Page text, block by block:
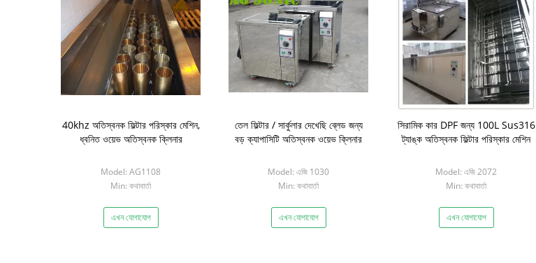
40khz অতিস্বনক ফিল্টার পরিস্কার মেশিন,
ধ্বনিত ওয়েভ অতিস্বনক ক্লিনার
Model: AG1108
Min: কথাবার্তা
এখন যোগাযোগ
তেল ফিল্টার / সার্কুলার দেখেছি ব্লেড জন্য
বড় ক্যাপাসিটি অতিস্বনক ওয়েভ ক্লিনার
Model: এজি 1030
Min: কথাবার্তা
এখন যোগাযোগ
সিরামিক কার DPF জন্য 100L Sus316
ট্যাঙ্ক অতিস্বনক ফিল্টার পরিস্কার মেশিন
Model: এজি 2072
Min: কথাবার্তা
এখন যোগাযোগ